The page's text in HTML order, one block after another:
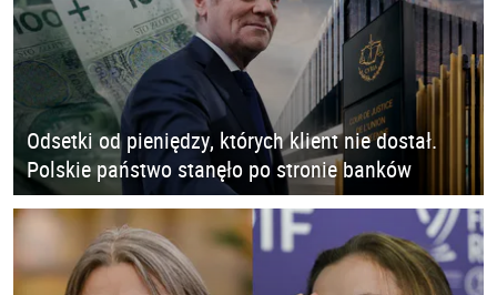
Odsetki od pieniędzy, których klient nie dostał.
Polskie państwo stanęło po stronie banków